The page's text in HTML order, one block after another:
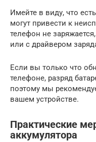
Имейте в виду, что
могут привести к
телефон не
или с драйвером
Если вы только что
телефоне, разряд
поэтому мы
вашем устройстве.
Практические
аккумулятора